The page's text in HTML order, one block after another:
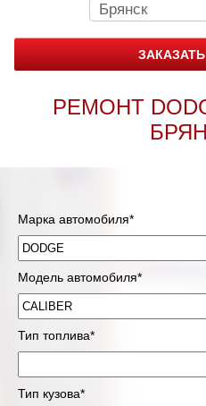
Брянск
РЕМОНТ
Марка автомобиля*
Модель автомобиля*
Тип топлива*
Тип кузова*